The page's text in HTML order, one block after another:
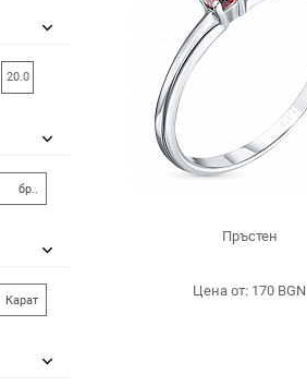
20.0
бр..
Карат
Пръстен
Цена от: 170 BGN